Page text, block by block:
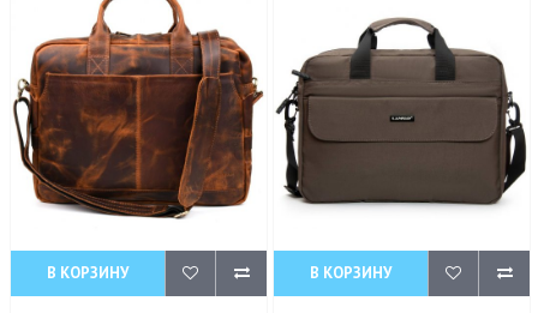
В КОРЗИНУ В КОРЗИНУ